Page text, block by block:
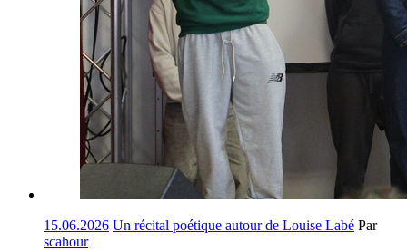
15.06.2026 Un récital poétique autour de Louise Labé Par
scahour